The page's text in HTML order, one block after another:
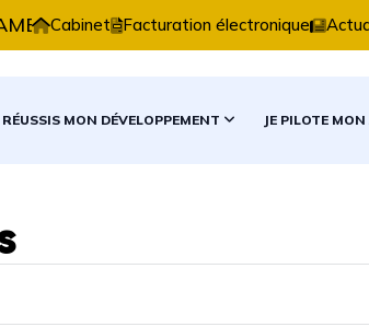
Expertise Comptable vous
Cabinet Facturation électronique
RÉUSSIS MON DÉVELOPPEMENT JE PILOTE